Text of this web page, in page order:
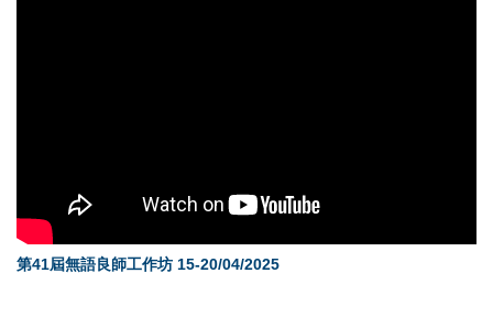
第41屆無語良師工作坊 15-20/04/2025